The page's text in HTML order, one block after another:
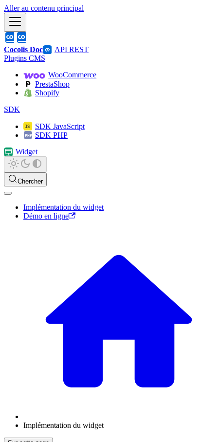
Aller au contenu principal
Cocolis Doc
API REST
Plugins CMS
WooCommerce
PrestaShop
Shopify
SDK
SDK JavaScript
SDK PHP
Widget
Chercher
Implémentation du widget
Démo en ligne
Implémentation du widget